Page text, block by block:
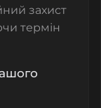
захист
термін